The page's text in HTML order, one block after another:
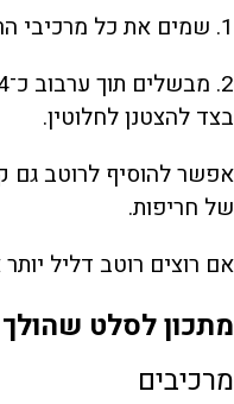
1. שמים את כל מרכיבי הרוטב בסיר קטן.
בצד להצטנן לחלוטין.
אפשר להוסיף לרוטב גם
של חריפות.
אם רוצים רוטב דליל
מתכון לסלט
מרכיבים